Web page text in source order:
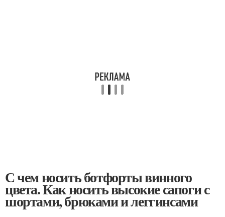
С чем носить ботфорты винного
цвета. Как носить высокие сапоги с
шортами, брюками и леггинсами